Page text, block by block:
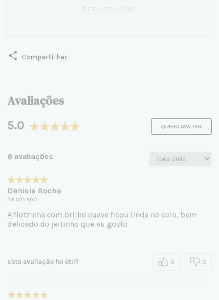
REF. CO45397
Compartilhar
Avaliações
5.0 QUERO AVALIAR
6 avaliações
Daniela Rocha
há um ano
A florzinha com brilho suave ficou linda no colo, bem
delicado do jeitinho que eu gosto
esta avaliação foi útil? 0 0